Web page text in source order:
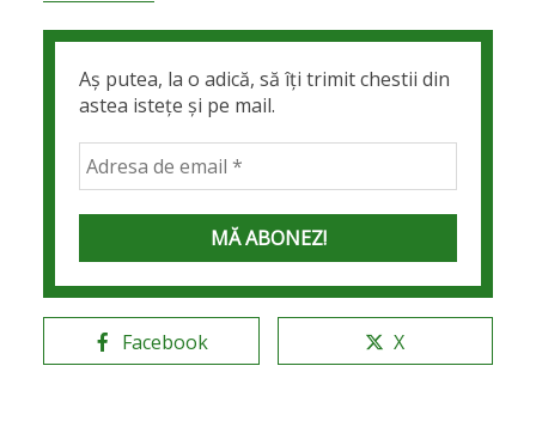
Aș putea, la o adică, să îți trimit chestii din
astea istețe și pe mail.
Facebook X